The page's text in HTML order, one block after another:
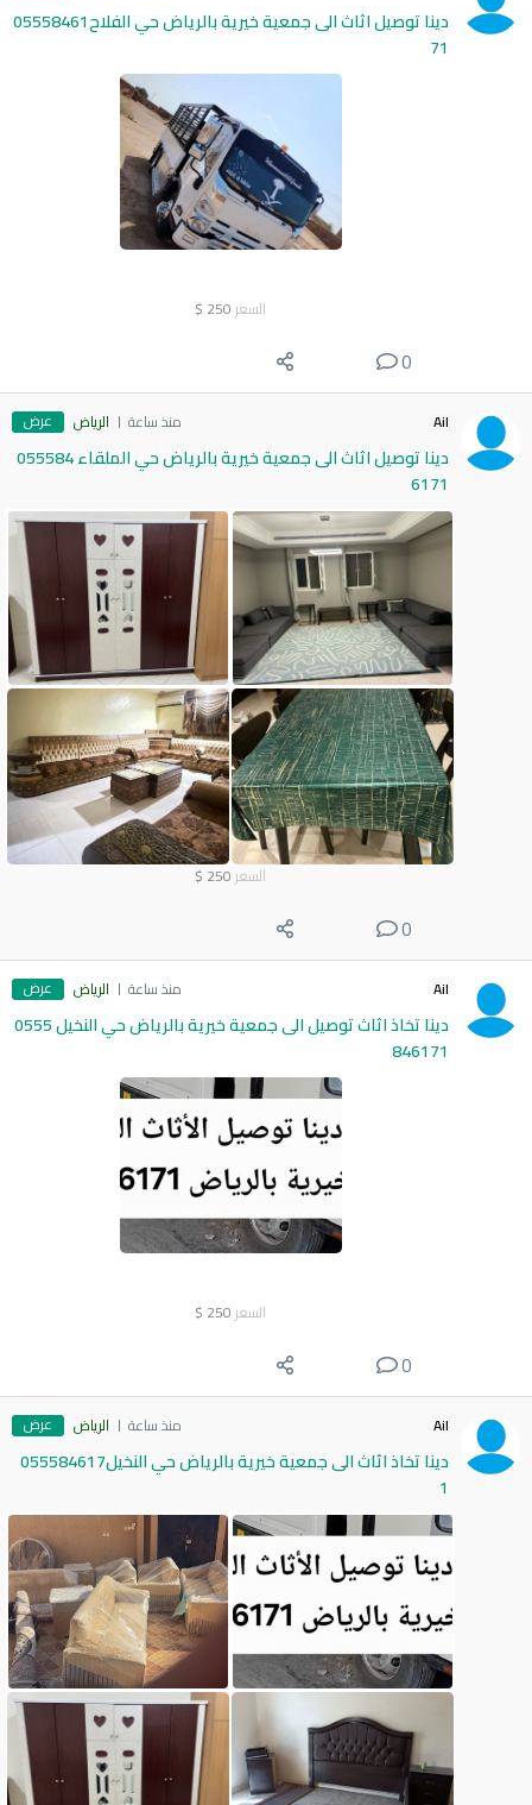
دينا توصيل اثاث الى جمعية خيرية بالرياض حي الفلاح05558461
71
السعر 250
$
0
Ail منذ ساعة الرياض عرض
دينا توصيل اثاث الى جمعية خيرية بالرياض حي الملقاء 055584
6171
السعر 250
$
0
Ail منذ ساعة الرياض عرض
دينا تخاذ اثاث توصيل الى جمعية خيرية بالرياض حي النخيل 0555
846171
السعر 250
$
0
Ail منذ ساعة الرياض عرض
دينا تخاذ اثاث الى جمعية خيرية بالرياض حي النخيل055584617
1